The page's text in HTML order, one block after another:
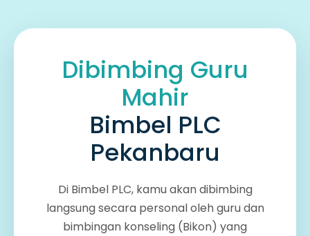
Dibimbing Guru
Mahir
Bimbel PLC
Pekanbaru
Di Bimbel PLC, kamu akan dibimbing
langsung secara personal oleh guru dan
bimbingan konseling (Bikon) yang